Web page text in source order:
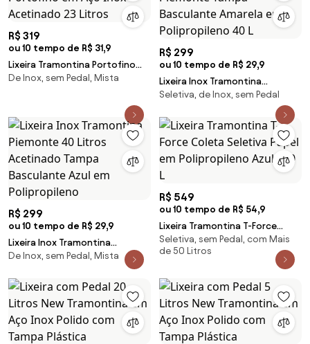
R$ 319
ou 10 tempo de R$ 31,9
Lixeira Tramontina Portofino
em Aço Inox Acetinado 23
De Inox, sem Pedal, Mista
R$ 299
ou 10 tempo de R$ 29,9
Lixeira Inox Tramontina
Piemonte Tampa Basculante
Amarela em Polipropileno 40 L
Seletiva, de Inox, sem Pedal
R$ 299
ou 10 tempo de R$ 29,9
Lixeira Inox Tramontina
Piemonte 40 Litros Acetinado
Polipropileno
De Inox, sem Pedal, Mista
R$ 549
ou 10 tempo de R$ 54,9
Lixeira Tramontina T-Force
Coleta Seletiva Papel em
Polipropileno Azul 100 L
Seletiva, sem Pedal, com Mais
de 50 Litros